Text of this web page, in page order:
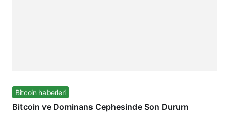
Bitcoin haberleri
Bitcoin ve Dominans Cephesinde Son Durum